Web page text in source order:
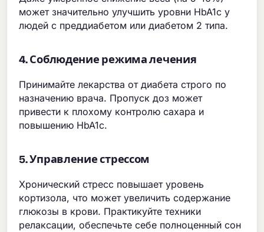
может значительно улучшить уровни HbA1c у
людей с преддиабетом или диабетом 2 типа.
4. Соблюдение режима лечения
Принимайте лекарства от диабета строго по
назначению врача. Пропуск доз может
привести к плохому контролю сахара и
повышению HbA1c.
5. Управление стрессом
Хронический стресс повышает уровень
кортизола, что может увеличить содержание
глюкозы в крови. Практикуйте техники
релаксации, обеспечьте себе полноценный сон